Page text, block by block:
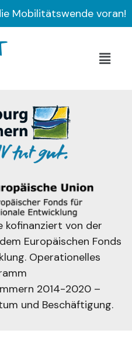
Mobilitätswende voran!
kofinanziert von der
Europäischen Fonds
Operationelles
2014-2020 –
und Beschäftigung.